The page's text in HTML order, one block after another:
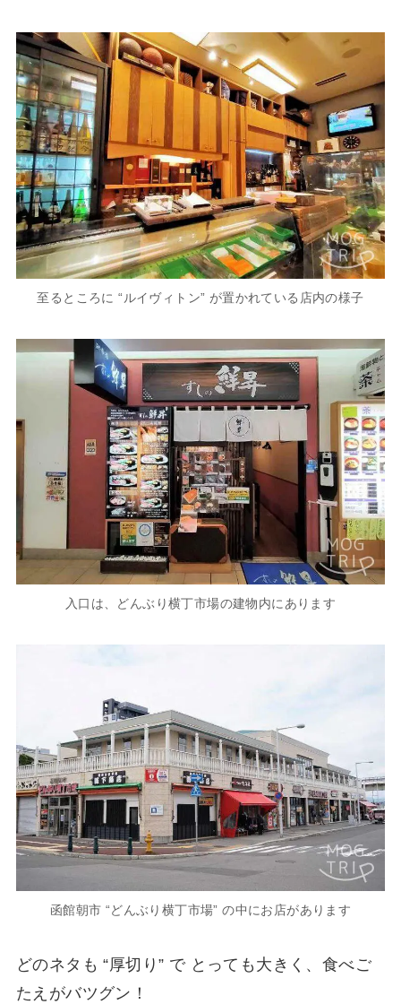
至るところに “ルイヴィトン” が置かれている店内の様子
入口は、どんぶり横丁市場の建物内にあります
函館朝市 “どんぶり横丁市場” の中にお店があります
どのネタも “厚切り” で とっても大きく、食べご
たえがバツグン！